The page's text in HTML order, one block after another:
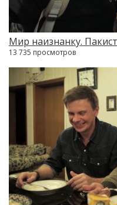
Мир наизнанку.
13 735 просмотров